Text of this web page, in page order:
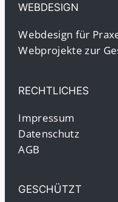
WEBDESIGN
Webdesign für
Webprojekte zur
RECHTLICHES
Impressum
Datenschutz
AGB
GESCHÜTZT